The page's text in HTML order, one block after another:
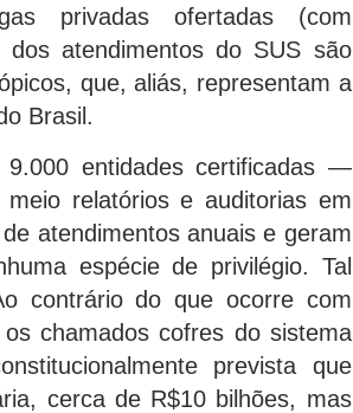
privadas ofertadas (com
atendimentos do SUS são
que, aliás, representam a
Brasil.
entidades certificadas —
relatórios e auditorias em
atendimentos anuais e geram
espécie de privilégio. Tal
contrário do que ocorre com
chamados cofres do sistema
prevista que
cerca de R$10 bilhões, mas